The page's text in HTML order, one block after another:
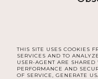
THIS SITE USES COOKIES
SERVICES AND TO
USER-AGENT ARE
PERFORMANCE AND
OF SERVICE, GENERATE